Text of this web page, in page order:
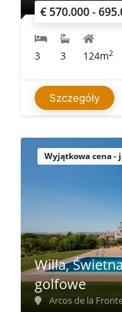
€ 570.000 -
3 3 124m2
Szczegóły
Wyjątkowa cena -
Willa,
golfowe
Arcos de la